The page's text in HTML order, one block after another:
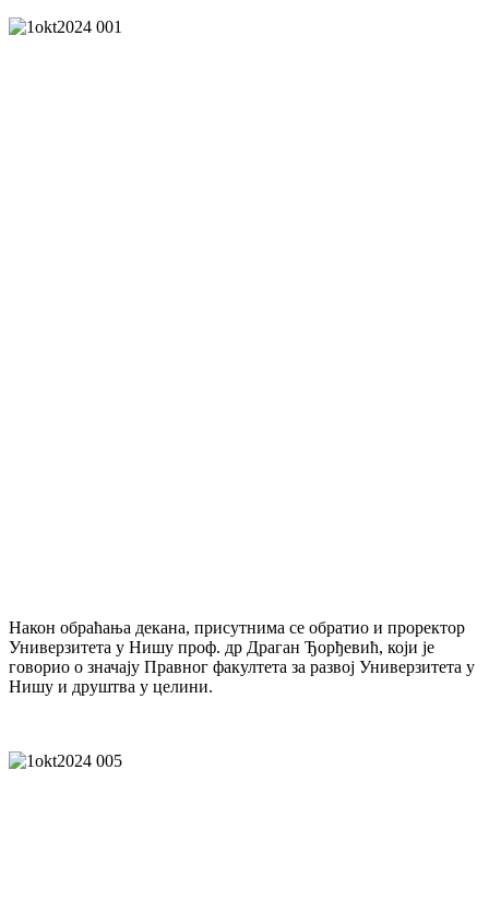
Након обраћања декана, присутнима се обратио и проректор
Универзитета у Нишу проф. др Драган Ђорђевић, који је
говорио о значају Правног факултета за развој Универзитета у
Нишу и друштва у целини.